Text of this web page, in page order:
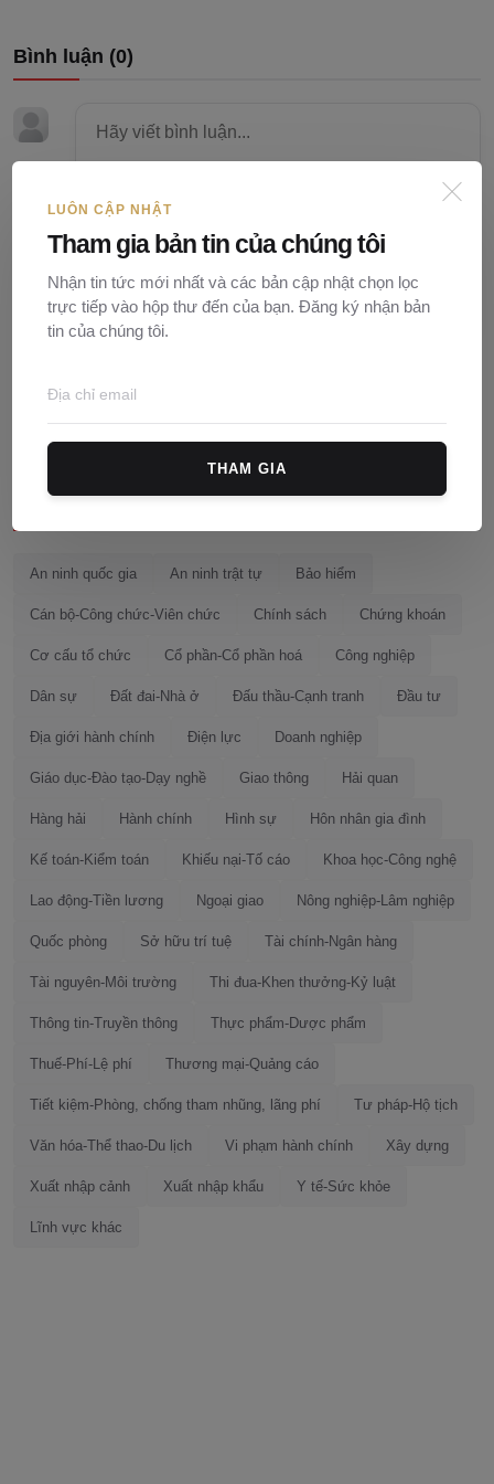
Bình luận (0)
An ninh quốc gia An ninh trật tự Bảo hiểm
Cán bộ-Công chức-Viên chức Chính sách Chứng khoán
Cơ cấu tổ chức Cổ phần-Cổ phần hoá Công nghiệp
Dân sự Đất đai-Nhà ở Đấu thầu-Cạnh tranh Đầu tư
Địa giới hành chính Điện lực Doanh nghiệp
Giáo dục-Đào tạo-Dạy nghề Giao thông Hải quan
Hàng hải Hành chính Hình sự Hôn nhân gia đình
Kế toán-Kiểm toán Khiếu nại-Tố cáo Khoa học-Công nghệ
Lao động-Tiền lương Ngoại giao Nông nghiệp-Lâm nghiệp
Quốc phòng Sở hữu trí tuệ Tài chính-Ngân hàng
Tài nguyên-Môi trường Thi đua-Khen thưởng-Kỷ luật
Thông tin-Truyền thông Thực phẩm-Dược phẩm
Thuế-Phí-Lệ phí Thương mại-Quảng cáo
Tiết kiệm-Phòng, chống tham nhũng, lãng phí Tư pháp-Hộ tịch
Văn hóa-Thể thao-Du lịch Vi phạm hành chính Xây dựng
Xuất nhập cảnh Xuất nhập khẩu Y tế-Sức khỏe
Lĩnh vực khác
LUÔN CẬP NHẬT
Tham gia bản tin của chúng tôi
Nhận tin tức mới nhất và các bản cập nhật chọn lọc
trực tiếp vào hộp thư đến của bạn. Đăng ký nhận bản
tin của chúng tôi.
THAM GIA